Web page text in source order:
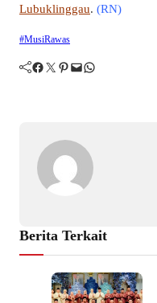
Lubuklinggau. (RN)
#MusiRawas
Facebook Twitter Pinterest Mail WhatsApp
Berita Terkait